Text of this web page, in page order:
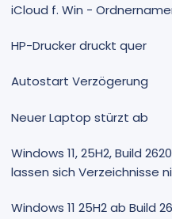
iCloud f. Win -
HP-Drucker druckt quer
Autostart Verzögerung
Neuer Laptop stürzt ab
Windows 11, 25H2, Build
lassen sich Verzeichnisse
Windows 11 25H2 ab Build